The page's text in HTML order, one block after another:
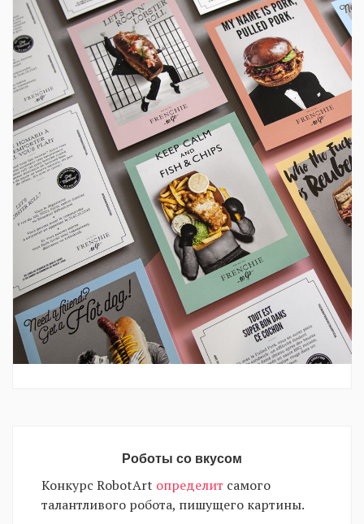
Роботы со вкусом
Конкурс RobotArt определит самого
талантливого робота, пишущего картины.